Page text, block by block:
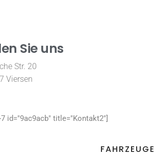
Sie uns
Str. 20
Viersen
id="9ac9acb" title="Kontakt2"]
FAHRZEUGE